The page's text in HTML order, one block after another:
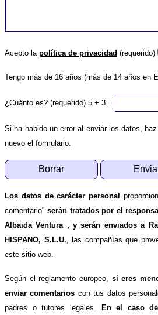
Acepto la política de privacidad (requerido)
Tengo más de 16 años (más de 14 años en
¿Cuánto es? (requerido) 5 + 3 =
Si ha habido un error al enviar los datos,
nuevo el formulario.
Los datos de carácter personal
comentario"serán tratados por el
Albaida Ventura , y serán enviados a
HISPANO, S.L.U. , las compañías que
este sitio web.
Según el reglamento europeo, si eres
enviar comentarios con tus datos
padres o tutores legales.
En el caso